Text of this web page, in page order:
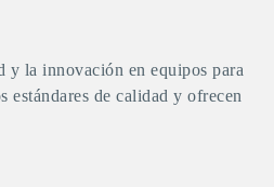
y la innovación en equipos para
estándares de calidad y ofrecen